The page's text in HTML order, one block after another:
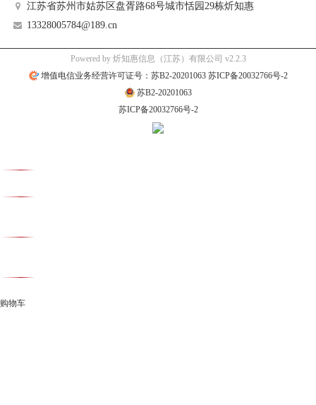
江苏省苏州市姑苏区盘胥路68号城市恬园29栋炘知惠
13328005784@189.cn
Powered by 炘知惠信息（江苏）有限公司 v2.2.3
增值电信业务经营许可证号：苏B2-20201063 苏ICP备20032766号-2
苏B2-20201063
苏ICP备20032766号-2
购物车